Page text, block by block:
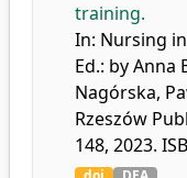
training.
In: Nursing
Ed.: by Anna
Nagórska,
Rzeszów
148, 2023.